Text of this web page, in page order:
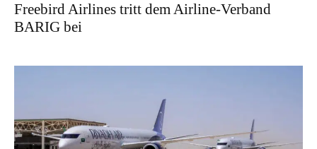
Freebird Airlines tritt dem Airline-Verband
BARIG bei